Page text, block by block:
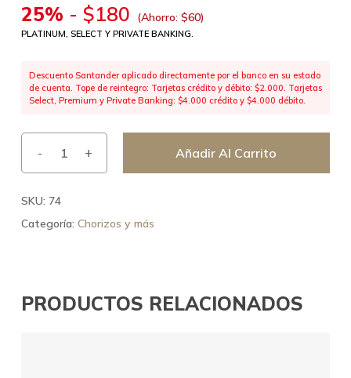
25% - $180 (Ahorro: $60)
PLATINUM, SELECT Y PRIVATE BANKING.
Descuento Santander aplicado directamente por el banco en su estado
de cuenta. Tope de reintegro: Tarjetas crédito y débito: $2.000. Tarjetas
Select, Premium y Private Banking: $4.000 crédito y $4.000 débito.
Añadir Al Carrito
SKU: 74
Categoría: Chorizos y más
PRODUCTOS RELACIONADOS